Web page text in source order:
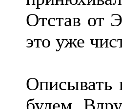
Отстав от
это уже